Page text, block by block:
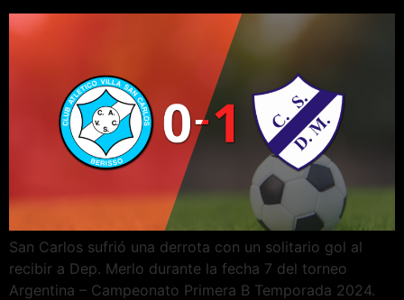
San Carlos sufrió una derrota con un solitario gol al
recibir a Dep. Merlo durante la fecha 7 del torneo
Argentina – Campeonato Primera B Temporada 2024.